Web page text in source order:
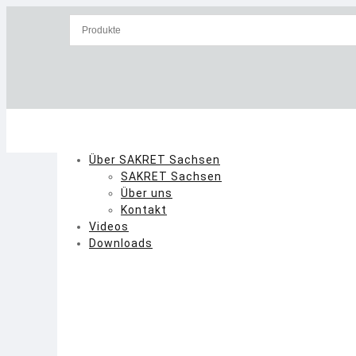
Über SAKRET Sachsen
SAKRET Sachsen
Über uns
Kontakt
Videos
Downloads